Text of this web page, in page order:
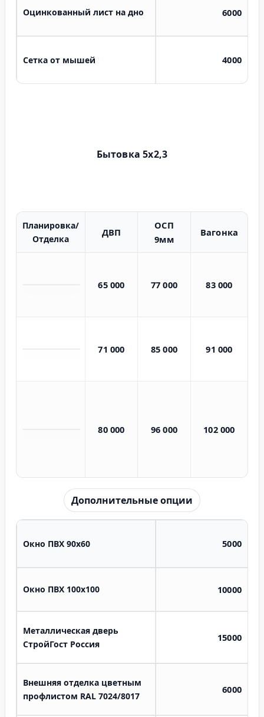
Оцинкованный лист на дно 6000
Сетка от мышей 4000
Бытовка 5х2,3
Планировка/
Отделка
ДВП
ОСП
9мм
Вагонка
65 000 77 000 83 000
71 000 85 000 91 000
80 000 96 000 102 000
Дополнительные опции
Окно ПВХ 90х60 5000
Окно ПВХ 100х100 10000
Металлическая дверь
СтройГост Россия
15000
Внешняя отделка цветным
профлистом RAL 7024/8017
6000